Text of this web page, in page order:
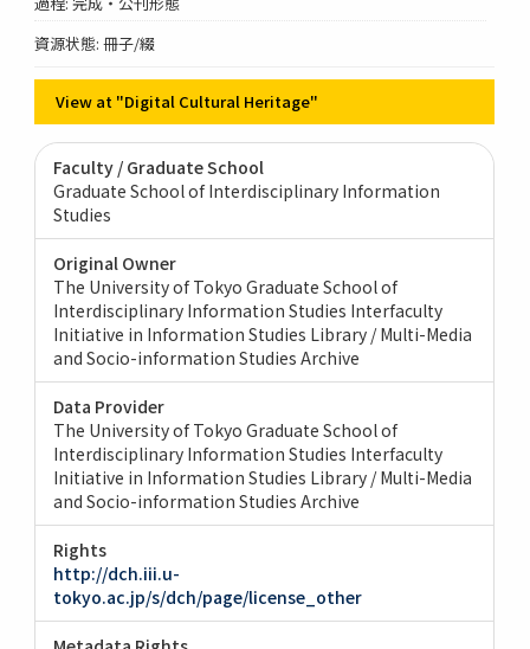
資源状態: 冊子/綴
View at "Digital Cultural Heritage"
Faculty / Graduate School
Graduate School of Interdisciplinary Information
Studies
Original Owner
The University of Tokyo Graduate School of
Interdisciplinary Information Studies Interfaculty
Initiative in Information Studies Library / Multi-Media
and Socio-information Studies Archive
Data Provider
The University of Tokyo Graduate School of
Interdisciplinary Information Studies Interfaculty
Initiative in Information Studies Library / Multi-Media
and Socio-information Studies Archive
Rights
http://dch.iii.u-
tokyo.ac.jp/s/dch/page/license_other